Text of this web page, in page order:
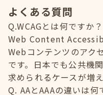
よくある質問
Q.WCAGとは何ですか？
Web Content
Webコンテンツのアク
です。日本でも公共機
求められるケースが増え
Q. AAとAAAの違いは